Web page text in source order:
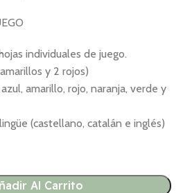
individuales de juego.
y 2 rojos)
amarillo, rojo, naranja, verde y
(castellano, catalán e inglés)
Al Carrito